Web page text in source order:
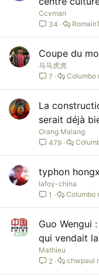
Ccvman
34
Coupe du
马马虎虎
7
Columbo
La
serait déjà
Orang Malang
479
typhon
lafoy-china
1
Columbo
Guo Wengui
qui vendait
Mathieu
2
chwpaul